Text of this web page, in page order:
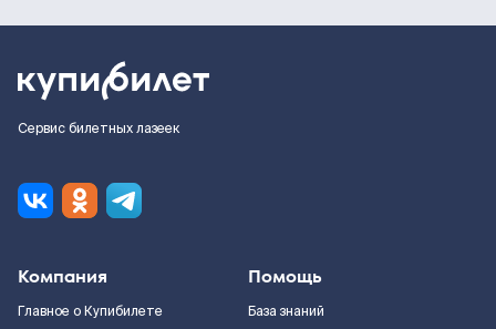
Сервис билетных лазеек
Компания
Главное о Купибилете
Помощь
База знаний